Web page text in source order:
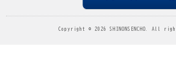
Copyright © 2026 SHINONSENCHO. All